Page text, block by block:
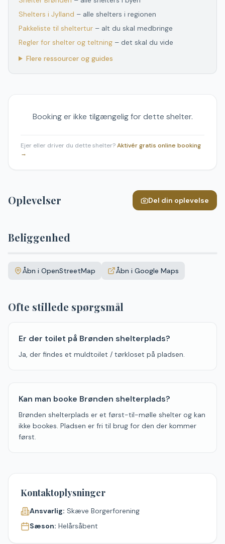
Shelters i Jylland – alle shelters i regionen
Pakkeliste til sheltertur – alt du skal medbringe
Regler for shelter og teltning – det skal du vide
Flere ressourcer og guides
Booking er ikke tilgængelig for dette shelter.
Ejer eller driver du dette shelter?Aktivér gratis online booking
→
Oplevelser Del din oplevelse
Beliggenhed
+Åbn i OpenStreetMap Åbn i Google Maps
Ofte stillede spørgsmål
Er der toilet på Brønden shelterplads?
Ja, der findes et muldtoilet / tørkloset på pladsen.
Kan man booke Brønden shelterplads?
Brønden shelterplads er et først-til-mølle shelter og kan
ikke bookes. Pladsen er fri til brug for den der kommer
først.
Kontaktoplysninger
Ansvarlig: Skæve Borgerforening
Sæson: Helårsåbent